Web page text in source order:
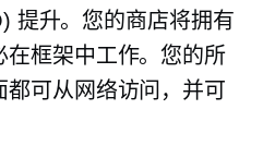
提升。您的商店将拥有
在框架中工作。您的所
都可从网络访问，并可